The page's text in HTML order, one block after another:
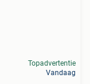
Topadvertentie
Vandaag